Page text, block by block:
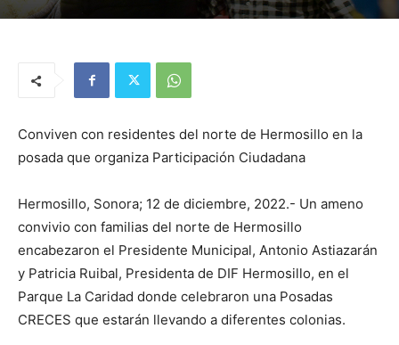
Conviven con residentes del norte de Hermosillo en la
posada que organiza Participación Ciudadana
Hermosillo, Sonora; 12 de diciembre, 2022.- Un ameno
convivio con familias del norte de Hermosillo
encabezaron el Presidente Municipal, Antonio Astiazarán
y Patricia Ruibal, Presidenta de DIF Hermosillo, en el
Parque La Caridad donde celebraron una Posadas
CRECES que estarán llevando a diferentes colonias.